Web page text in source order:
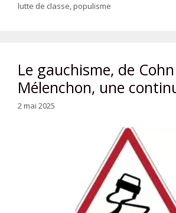
lutte de classe,populisme
Le gauchisme, de
Mélenchon, une
2 mai 2025